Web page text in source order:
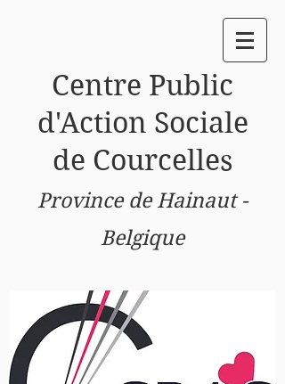
Centre Public
d'Action Sociale
de Courcelles
Province de Hainaut -
Belgique